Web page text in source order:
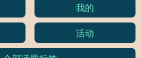
我的
活动